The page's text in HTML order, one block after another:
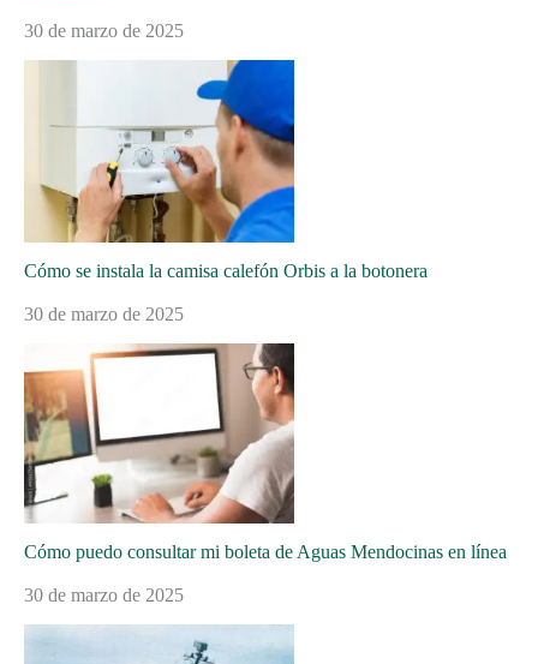
30 de marzo de 2025
Cómo se instala la camisa calefón Orbis a la botonera
30 de marzo de 2025
Cómo puedo consultar mi boleta de Aguas Mendocinas en línea
30 de marzo de 2025